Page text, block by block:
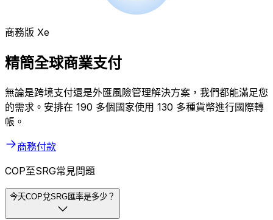
商務版 Xe
精簡全球商業支付
無論是跨境支付還是外匯風險管理解決方案，我們都能滿足您
的需求。安排在 190 多個國家使用 130 多種貨幣進行國際轉
帳。
商務付款
COP至SRG常見問題
今天COP兌SRG匯率是多少？